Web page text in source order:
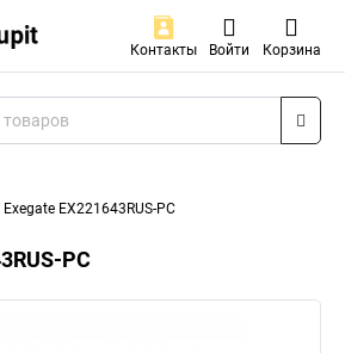
Контакты Войти Корзина
Exegate EX221643RUS-PC
PC